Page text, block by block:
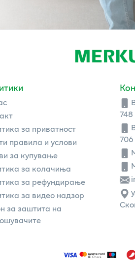
за приватност
правила и услови
за купување
за колачиња
за рефундирање
за видео надзор
за заштита на
748
706